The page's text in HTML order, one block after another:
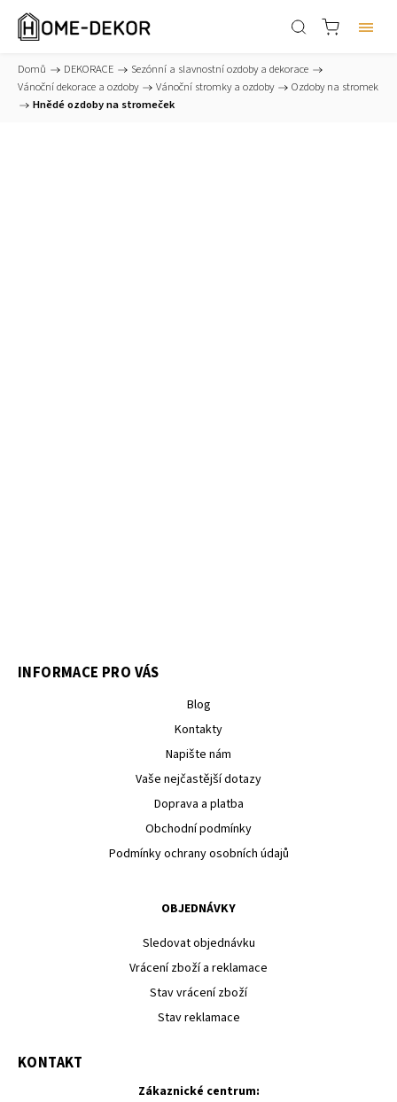
Domů / DEKORACE / Sezónní a slavnostní ozdoby a dekorace /
Vánoční dekorace a ozdoby / Vánoční stromky a ozdoby /
Ozdoby na stromek
/
Hnědé ozdoby na stromeček
INFORMACE PRO VÁS
Blog
Kontakty
Napište nám
Vaše nejčastější dotazy
Doprava a platba
Obchodní podmínky
Podmínky ochrany osobních údajů
OBJEDNÁVKY
Sledovat objednávku
Vrácení zboží a reklamace
Stav vrácení zboží
Stav reklamace
KONTAKT
Zákaznické centrum: